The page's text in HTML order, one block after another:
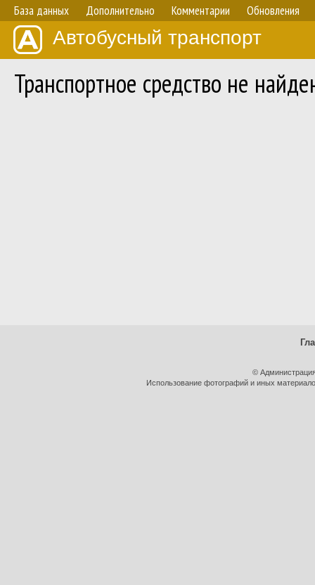
База данных Дополнительно Комментарии Обновления
Автобусный транспорт
Транспортное средство не
©
Использование фотографий и иных